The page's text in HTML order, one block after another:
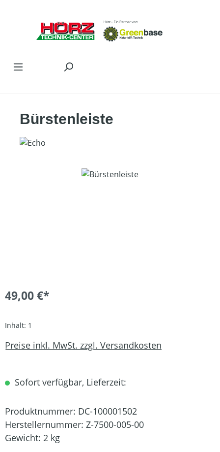
Bürstenleiste
Bildergalerie überspringen
49,00 €*
Inhalt: 1
Preise inkl. MwSt. zzgl. Versandkosten
Sofort verfügbar, Lieferzeit:
Produktnummer: DC-100001502
Herstellernummer: Z-7500-005-00
Gewicht: 2 kg